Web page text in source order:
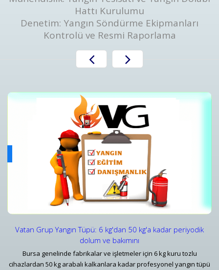
Hattı Kurulumu
Denetim: Yangın Söndürme Ekipmanları
Kontrolü ve Resmi Raporlama
Vatan Grup Yangın Tüpü: 6 kg'dan 50 kg'a kadar periyodik
dolum ve bakımını
Bursa genelinde fabrikalar ve işletmeler için 6 kg kuru tozlu
cihazlardan 50 kg arabalı kalkanlara kadar profesyonel yangın tüpü
Yangın Algılama ve Alarm Bakım ve Kontrolleri
Yangın Algılama ve Alarm Sistemi Bakımı | Periyodik
Detaylar